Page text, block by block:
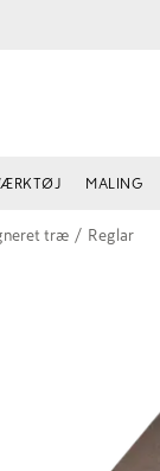
MALING
træ / Reglar